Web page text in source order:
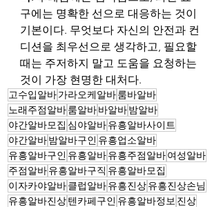
구에는 명확한 선으로 대응하는 것이
기본이다. 무엇보다 자신의 안전과 컨
디션을 최우선으로 생각하고, 필요할
때는 주저하지 말고 도움을 요청하는
것이 가장 현명한 대처다.
고수입알바가라오케알바룸바알바
노래주점알바룸알바바알바밤알바
야간알바모집 심야알바유흥알바사이트
야간알바밤알바구인 유흥업소알바
유흥알바구인 유흥알바유흥주점알바여성알바
주점알바유흥알바구직 유흥알바모집
이자카야알바클럽알바유흥진상유흥진상손님
유흥알바진상텐카페구인 유흥알바정보 진상